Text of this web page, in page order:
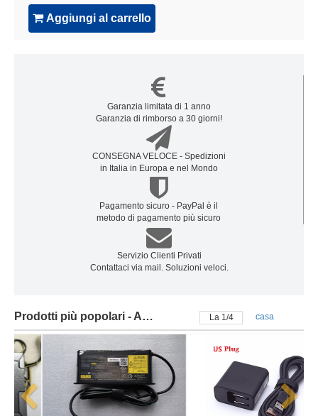
Aggiungi al carrello
Garanzia limitata di 1 anno
Garanzia di rimborso a 30 giorni!
CONSEGNA VELOCE - Spedizioni
in Italia in Europa e nel Mondo
Pagamento sicuro - PayPal è il
metodo di pagamento più sicuro
Servizio Clienti Privati
Contattaci via mail. Soluzioni veloci.
Prodotti più popolari - Adattatore LENOVO La 2/4 casa